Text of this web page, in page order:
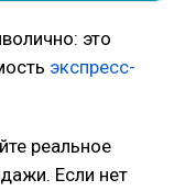
это
экспресс-
реальное
Если нет